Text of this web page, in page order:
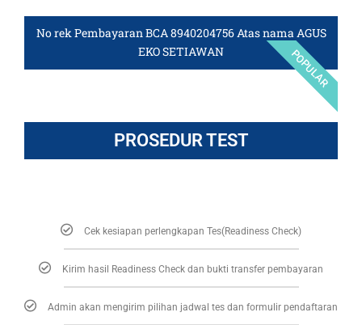
POPULAR
No rek Pembayaran BCA 8940204756 Atas nama AGUS
EKO SETIAWAN
PROSEDUR TEST
Cek kesiapan perlengkapan Tes(Readiness Check)
Kirim hasil Readiness Check dan bukti transfer pembayaran
Admin akan mengirim pilihan jadwal tes dan formulir pendaftaran